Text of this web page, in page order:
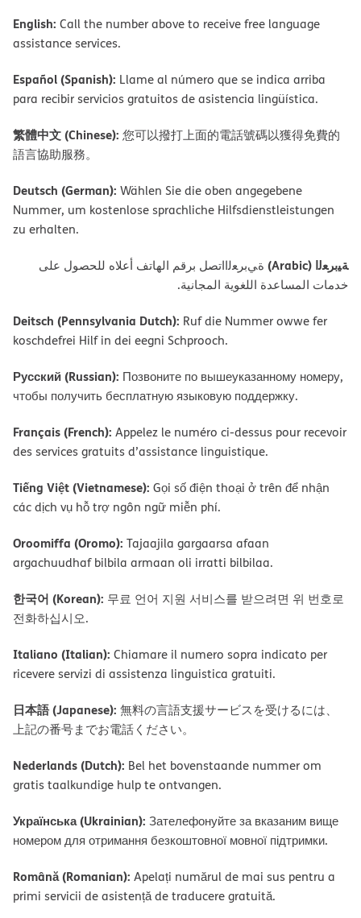
English: Call the number above to receive free language
assistance services.
Español (Spanish): Llame al número que se indica arriba
para recibir servicios gratuitos de asistencia lingüística.
繁體中文 (Chinese): 您可以撥打上面的電話號碼以獲得免費的
語言協助服務。
Deutsch (German): Wählen Sie die oben angegebene
Nummer, um kostenlose sprachliche Hilfsdienstleistungen
zu erhalten.
ﺔﯿﺑﺮﻌﻟا (Arabic)
ةﻲﺑﺮﻌﻟااﺗﺼﻞ ﺑﺮﻗﻢ اﻟﮭﺎﺗﻒ أﻋﻼه ﻟﻠﺤﺼﻮل ﻋﻠﻰ
ﺧﺪﻣﺎت اﻟﻤﺴﺎﻋﺪة اﻟﻠﻐﻮﯾﺔ اﻟﻤﺠﺎﻧﯿﺔ.
Deitsch (Pennsylvania Dutch): Ruf die Nummer owwe fer
koschdefrei Hilf in dei eegni Schprooch.
Русский (Russian): Позвоните по вышеуказанному номеру,
чтобы получить бесплатную языковую поддержку.
Français (French): Appelez le numéro ci-dessus pour recevoir
des services gratuits d’assistance linguistique.
Tiếng Việt (Vietnamese): Gọi số điện thoại ở trên để nhận
các dịch vụ hỗ trợ ngôn ngữ miễn phí.
Oroomiffa (Oromo): Tajaajila gargaarsa afaan
argachuudhaf bilbila armaan oli irratti bilbilaa.
한국어 (Korean): 무료 언어 지원 서비스를 받으려면 위 번호로
전화하십시오.
Italiano (Italian): Chiamare il numero sopra indicato per
ricevere servizi di assistenza linguistica gratuiti.
日本語 (Japanese): 無料の言語支援サービスを受けるには、
上記の番号までお電話ください。
Nederlands (Dutch): Bel het bovenstaande nummer om
gratis taalkundige hulp te ontvangen.
Українська (Ukrainian): Зателефонуйте за вказаним вище
номером для отримання безкоштовної мовної підтримки.
Română (Romanian): Apelați numărul de mai sus pentru a
primi servicii de asistență de traducere gratuită.